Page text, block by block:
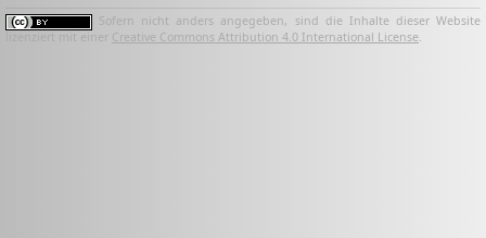
Sofern nicht anders angegeben, sind die Inhalte dieser Website
lizenziert mit einer Creative Commons Attribution 4.0 International License.